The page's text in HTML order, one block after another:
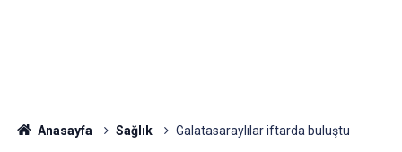
Anasayfa Sağlık Galatasaraylılar iftarda buluştu